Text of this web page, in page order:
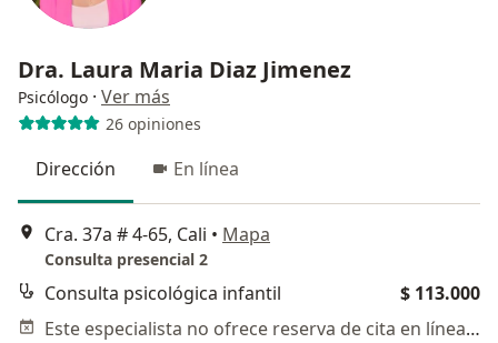
Dra. Laura Maria Diaz Jimenez
Psicólogo · Ver más
26 opiniones
Dirección En línea
Cra. 37a # 4-65, Cali • Mapa
Consulta presencial 2
Consulta psicológica infantil
$ 113.000
Este especialista no ofrece reserva de cita en línea en esta dirección.